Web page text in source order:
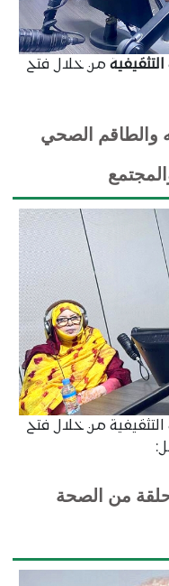
من خلال فتح
والطاقم الصحي
من خلال فتح
من الصحة